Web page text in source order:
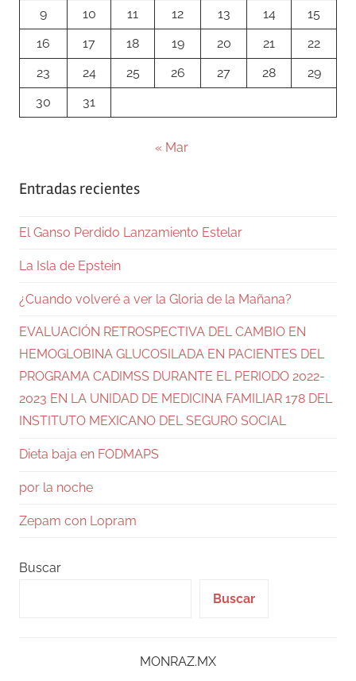
9
10 11 12 13 14
15
16
17 18 19 20 21
22
23
24 25 26 27 28
29
30
31
« Mar
Entradas recientes
El Ganso Perdido Lanzamiento Estelar
La Isla de Epstein
¿Cuando volveré a ver la Gloria de la Mañana?
EVALUACIÓN RETROSPECTIVA DEL CAMBIO EN
HEMOGLOBINA GLUCOSILADA EN PACIENTES DEL
PROGRAMA CADIMSS DURANTE EL PERIODO 2022-
2023 EN LA UNIDAD DE MEDICINA FAMILIAR 178 DEL
INSTITUTO MEXICANO DEL SEGURO SOCIAL
Dieta baja en FODMAPS
por la noche
Zepam con Lopram
Buscar
Buscar
MONRAZ.MX